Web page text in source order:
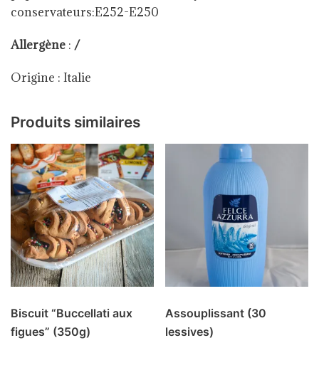
conservateurs:E252-E250
Allergène : /
Origine : Italie
Produits similaires
Biscuit “Buccellati aux
figues” (350g)
Assouplissant (30
lessives)